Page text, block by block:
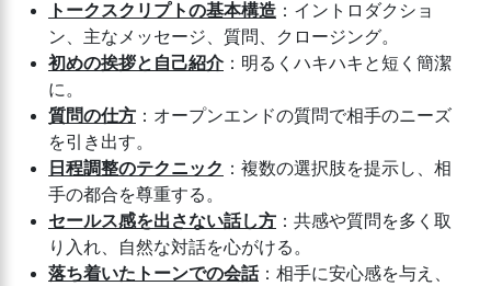
トークスクリプトの基本構造 ：イントロダクショ
ン、主なメッセージ、質問、クロージング。
初めの挨拶と自己紹介：明るくハキハキと短く簡潔
に。
質問の仕方 ：オープンエンドの質問で相手のニーズ
を引き出す。
日程調整のテクニック ：複数の選択肢を提示し、相
手の都合を尊重する。
セールス感を出さない話し方 ：共感や質問を多く取
り入れ、自然な対話を心がける。
落ち着いたトーンでの会話：相手に安心感を与え、